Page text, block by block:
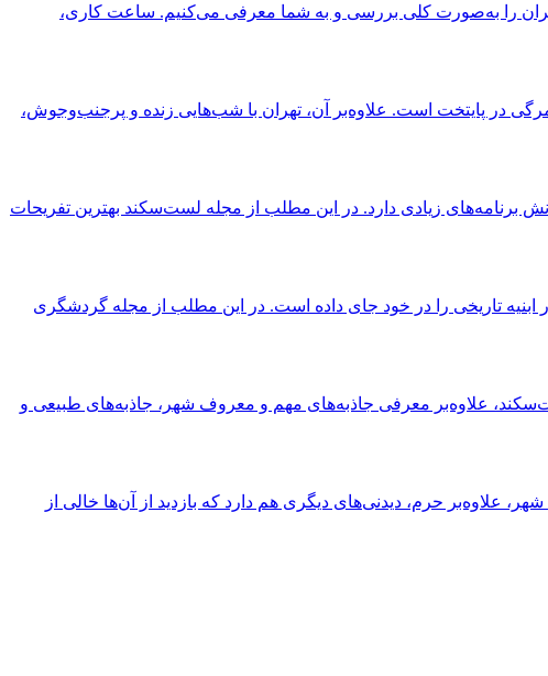
تهران را به‌صورت کلی بررسی و به شما معرفی می‌کنیم. ساعت کاری،
در پایتخت است. علاوه‌بر آن، تهران با شب‌هایی زنده و پرجنب‌وجوش،
برنامه‌های زیادی دارد. در این مطلب از مجله لست‌سکند بهترین تفریحات
ابنیه تاریخی را در خود جای داده است. در این مطلب از مجله گردشگری
علاوه‌بر معرفی جاذبه‌های مهم و معروف شهر، جاذبه‌های طبیعی و
علاوه‌بر حرم، دیدنی‌های دیگری هم دارد که بازدید از آن‌ها خالی از